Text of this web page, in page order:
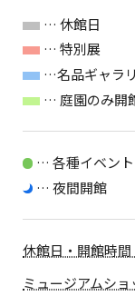
… 休館日
… 特別展
…名品ギャラ
… 庭園のみ開
… 各種イベン
… 夜間開館
休館日・開館時
ミュージアムシ